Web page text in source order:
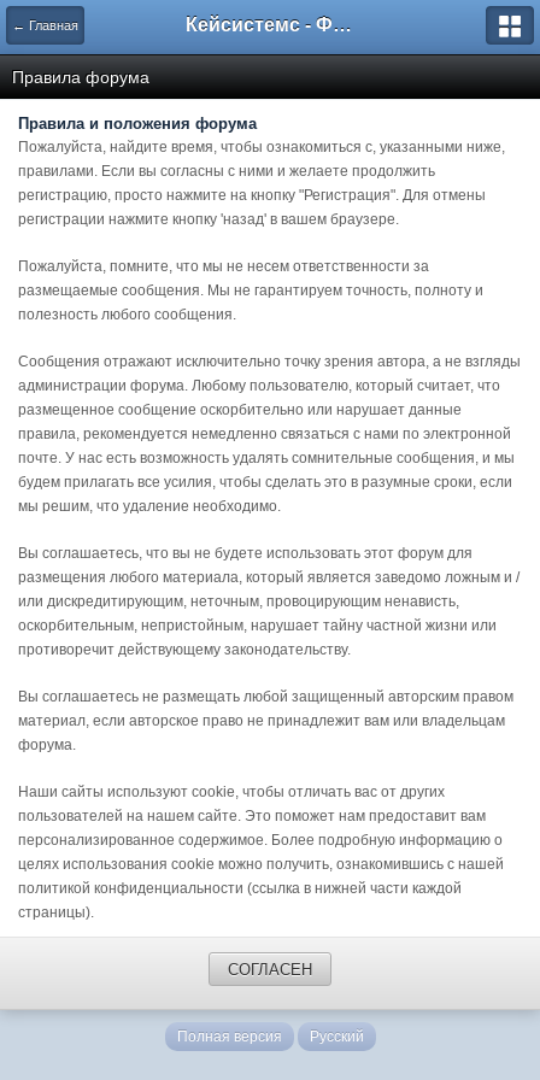
← Главная Кейсистемс - Форумы
Правила форума
Правила и положения форума
Пожалуйста, найдите время, чтобы ознакомиться с, указанными ниже,
правилами. Если вы согласны с ними и желаете продолжить
регистрацию, просто нажмите на кнопку "Регистрация". Для отмены
регистрации нажмите кнопку 'назад' в вашем браузере.
Пожалуйста, помните, что мы не несем ответственности за
размещаемые сообщения. Мы не гарантируем точность, полноту и
полезность любого сообщения.
Сообщения отражают исключительно точку зрения автора, а не взгляды
администрации форума. Любому пользователю, который считает, что
размещенное сообщение оскорбительно или нарушает данные
правила, рекомендуется немедленно связаться с нами по электронной
почте. У нас есть возможность удалять сомнительные сообщения, и мы
будем прилагать все усилия, чтобы сделать это в разумные сроки, если
мы решим, что удаление необходимо.
Вы соглашаетесь, что вы не будете использовать этот форум для
размещения любого материала, который является заведомо ложным и /
или дискредитирующим, неточным, провоцирующим ненависть,
оскорбительным, непристойным, нарушает тайну частной жизни или
противоречит действующему законодательству.
Вы соглашаетесь не размещать любой защищенный авторским правом
материал, если авторское право не принадлежит вам или владельцам
форума.
Наши сайты используют cookie, чтобы отличать вас от других
пользователей на нашем сайте. Это поможет нам предоставит вам
персонализированное содержимое. Более подробную информацию о
целях использования cookie можно получить, ознакомившись с нашей
политикой конфиденциальности (ссылка в нижней части каждой
страницы).
СОГЛАСЕН
Полная версия Русский